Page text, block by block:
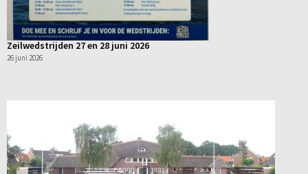
Zeilwedstrijden 27 en 28 juni 2026
26 juni 2026